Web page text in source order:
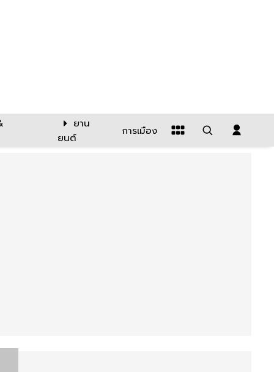
ยาน
ยนต์
การเมือง